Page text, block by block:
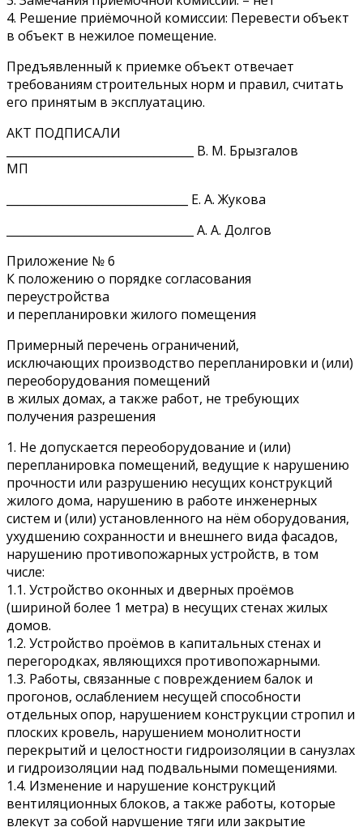
4. Решение приёмочной комиссии: Перевести объект
в объект в нежилое помещение.
Предъявленный к приемке объект отвечает
требованиям строительных норм и правил, считать
его принятым в эксплуатацию.
АКТ ПОДПИСАЛИ
_________________________________ В. М. Брызгалов
МП
________________________________ Е. А. Жукова
_________________________________ А. А. Долгов
Приложение № 6
К положению о порядке согласования
переустройства
и перепланировки жилого помещения
Примерный перечень ограничений,
исключающих производство перепланировки и (или)
переоборудования помещений
в жилых домах, а также работ, не требующих
получения разрешения
1. Не допускается переоборудование и (или)
перепланировка помещений, ведущие к нарушению
прочности или разрушению несущих конструкций
жилого дома, нарушению в работе инженерных
систем и (или) установленного на нём оборудования,
ухудшению сохранности и внешнего вида фасадов,
нарушению противопожарных устройств, в том
числе:
1.1. Устройство оконных и дверных проёмов
(шириной более 1 метра) в несущих стенах жилых
домов.
1.2. Устройство проёмов в капитальных стенах и
перегородках, являющихся противопожарными.
1.3. Работы, связанные с повреждением балок и
прогонов, ослаблением несущей способности
отдельных опор, нарушением конструкции стропил и
плоских кровель, нарушением монолитности
перекрытий и целостности гидроизоляции в санузлах
и гидроизоляции над подвальными помещениями.
1.4. Изменение и нарушение конструкций
вентиляционных блоков, а также работы, которые
влекут за собой нарушение тяги или закрытие